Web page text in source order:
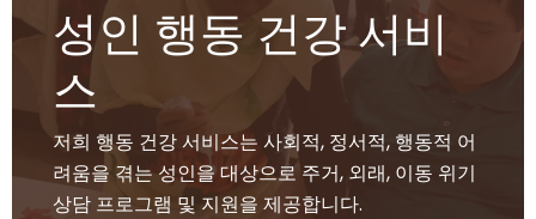
성인 행동 건강 서비
스
저희 행동 건강 서비스는 사회적, 정서적, 행동적 어
려움을 겪는 성인을 대상으로 주거, 외래, 이동 위기
상담 프로그램 및 지원을 제공합니다.